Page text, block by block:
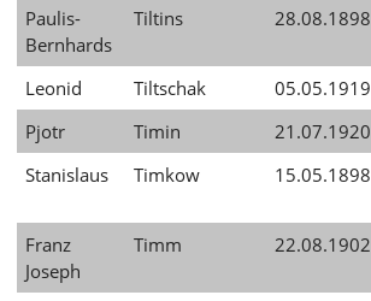
Paulis-
Bernhards
Tiltins 28.08.1898
Leonid Tiltschak
05.05.1919
Pjotr
Timin
21.07.1920
Stanislaus
Timkow 15.05.1898
Franz
Joseph
Timm 22.08.1902